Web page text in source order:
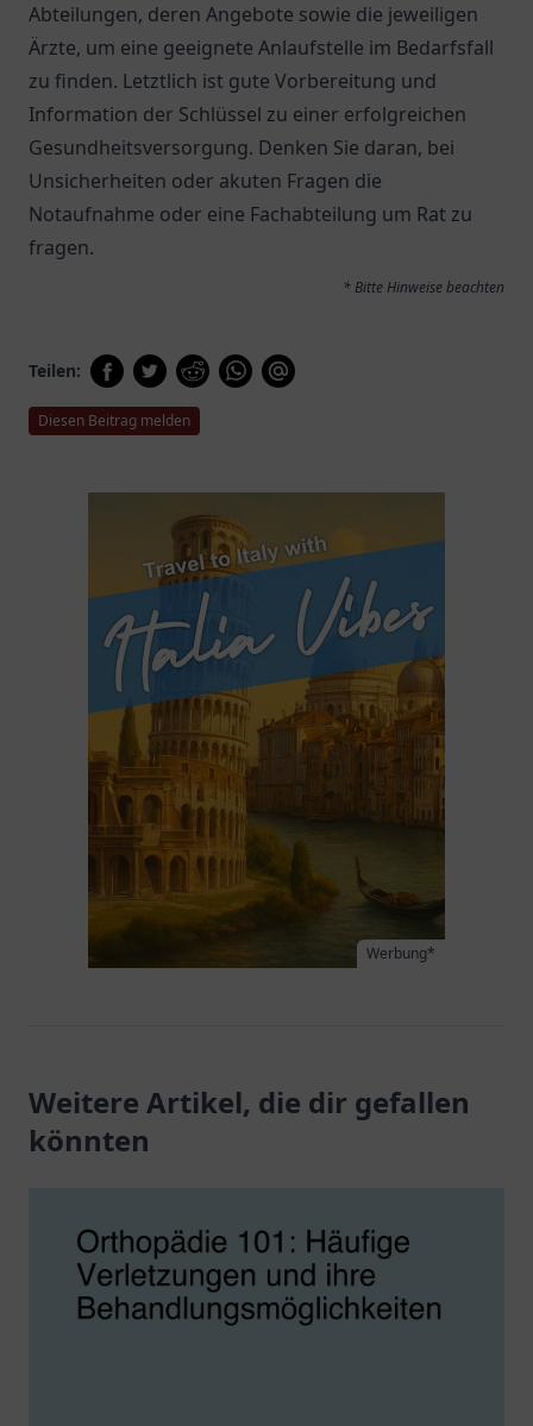
Abteilungen, deren Angebote sowie die jeweiligen
Ärzte, um eine geeignete Anlaufstelle im Bedarfsfall
zu finden. Letztlich ist gute Vorbereitung und
Information der Schlüssel zu einer erfolgreichen
Gesundheitsversorgung. Denken Sie daran, bei
Unsicherheiten oder akuten Fragen die
Notaufnahme oder eine Fachabteilung um Rat zu
fragen.
* Bitte Hinweise beachten
Teilen:
Diesen Beitrag melden
Werbung*
Weitere Artikel, die dir gefallen
könnten